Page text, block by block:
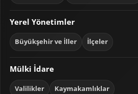
Yerel Yönetimler
Büyükşehir ve İller İlçeler
Mülki İdare
Valilikler Kaymakamlıklar